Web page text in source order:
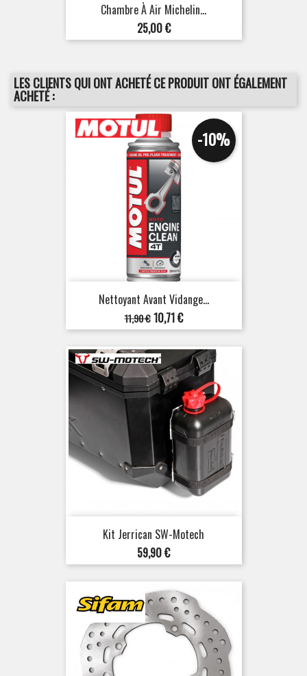
Chambre À Air Michelin...
Prix
25,00 €
LES CLIENTS QUI ONT ACHETÉ CE PRODUIT ONT ÉGALEMENT
ACHETÉ :
Nettoyant Avant Vidange...
Prix
de
base
11,90 €
-10%
Prix
10,71 €
Kit Jerrican SW-Motech
Prix
59,90 €